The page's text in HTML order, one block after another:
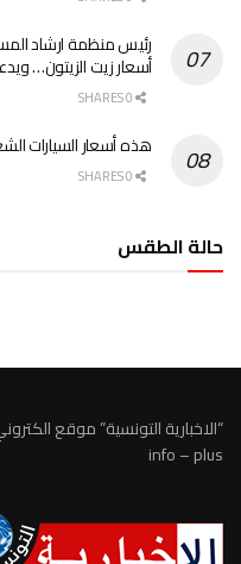
رئيس منظمة ارشاد
أسعار زيت الزيتون…
هذه أسعار السيارات
حالة الطقس
“الاخبارية التونسية” موقع
info – plus